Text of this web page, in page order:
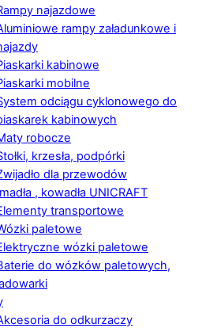
najazdowe
rampy załadunkowe i
kabinowe
mobilne
odciągu cyklonowego do
kabinowych
robocze
krzesła, podpórki
dla przewodów
, kowadła UNICRAFT
transportowe
paletowe
wózki paletowe
do wózków paletowych,
do odkurzaczy